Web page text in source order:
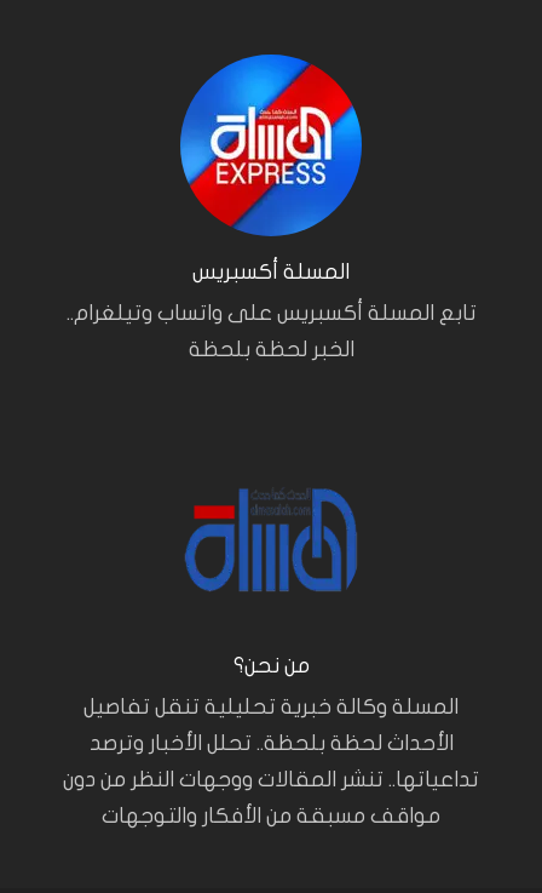
المسلة أكسبريس
تابع المسلة أكسبريس على واتساب وتيلغرام..
الخبر لحظة بلحظة
من نحن؟
المسلة وكالة خبرية تحليلية تنقل تفاصيل
الأحداث لحظة بلحظة.. تحلل الأخبار وترصد
تداعياتها.. تنشر المقالات ووجهات النظر من دون
مواقف مسبقة من الأفكار والتوجهات